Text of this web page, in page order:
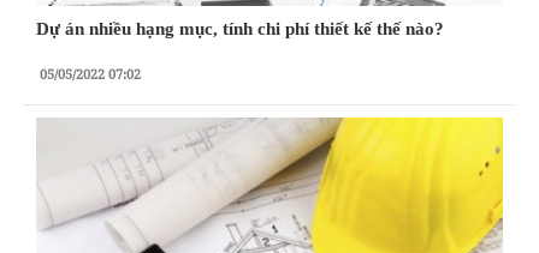
Dự án nhiều hạng mục, tính chi phí thiết kế thế nào?
05/05/2022 07:02